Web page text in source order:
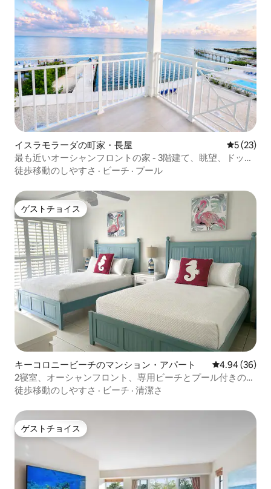
イスラモラーダの町家・長屋 レビュー
5 (23)
最も近いオーシャンフロントの家 - 3階建て、眺望、ドック
付き
徒歩移動のしやすさ · ビーチ · プール
ゲストチョイス
ゲストチョイス
キーコロニービーチのマンション・アパート レビュー36
4.94 (36)
2寝室、オーシャンフロント、専用ビーチとプール付きの複
合施設
徒歩移動のしやすさ · ビーチ · 清潔さ
ゲストチョイス
ゲストチョイス